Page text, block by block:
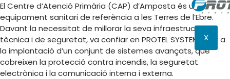
X
El Centre d’Atenció Primària (CAP) d’Amposta és un
equipament sanitari de referència a les Terres de l’Ebre.
Davant la necessitat de millorar la seva infraestructura
tècnica i de seguretat, va confiar en PROTEL SYSTEMS per a
la implantació d’un conjunt de sistemes avançats, que
cobreixen la protecció contra incendis, la seguretat
electrònica i la comunicació interna i externa.